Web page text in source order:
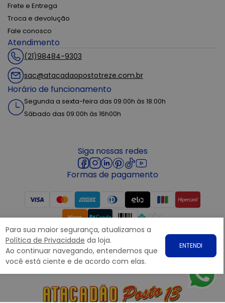
Para sua maior segurança, atualizamos a
Política de Privacidade da loja.
Ao continuar navegando, entendemos que
você está ciente e de acordo com elas.
ENTENDI
Frete e Entrega
Troca e devolução
Fale conosco
Atendimento
(21)98484-9303
sac@atacadaopostotreze.com.br
Horário de funcionamento
Segunda a sexta-feira das 09:00h às 18:00h
Sábado das 09:00h às 16h00h
Siga nossas redes
Formas de pagamento
Segurança